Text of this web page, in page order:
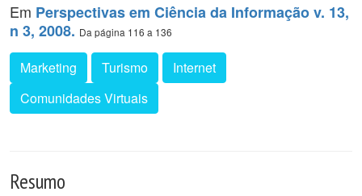
Em Perspectivas em Ciência da Informação v. 13,
n 3, 2008. Da página 116 a 136
Marketing Turismo
Internet
Comunidades Virtuais
Resumo